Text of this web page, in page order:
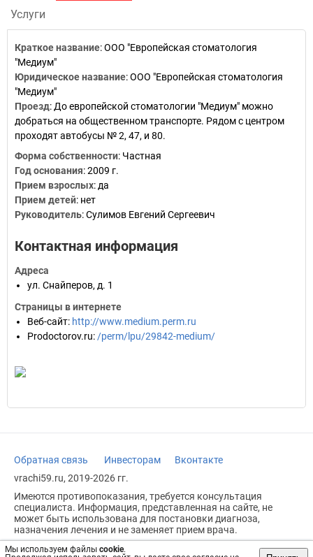
Мы используем файлы cookie.
Услуги
Краткое название:ООО "Европейская стоматология
"Медиум"
Юридическое название:ООО "Европейская стоматология
"Медиум"
Проезд: До европейской стоматологии "Медиум" можно
добраться на общественном транспорте. Рядом с центром
проходят автобусы № 2, 47, и 80.
Форма собственности: Частная
Год основания:2009 г.
Прием взрослых: да
Прием детей: нет
Руководитель:Сулимов Евгений Сергеевич
Контактная информация
Адреса
ул. Снайперов, д. 1
Страницы в интернете
Веб-сайт: http://www.medium.perm.ru
Prodoctorov.ru: /perm/lpu/29842-medium/
Обратная связь Инвесторам
Вконтакте
vrachi59.ru, 2019-2026 гг.
Имеются противопоказания, требуется консультация
специалиста. Информация, представленная на сайте, не
может быть использована для постановки диагноза,
назначения лечения и не заменяет прием врача.
Возрастное ограничение: 18+